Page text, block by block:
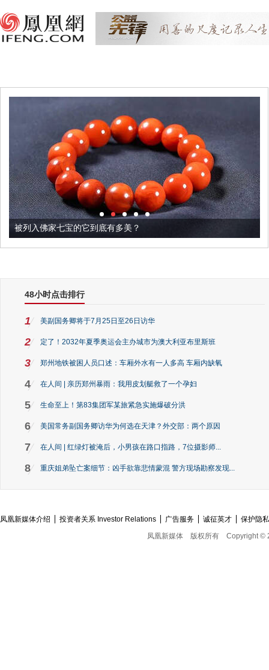
被列入佛家七宝的它到底有多美？
48小时点击排行
1 美副国务卿将于7月25日至26日访华
2 定了！2032年夏季奥运会主办城市为澳大利亚布里斯班
3 郑州地铁被困人员口述：车厢外水有一人多高 车厢内缺氧
4 在人间 | 亲历郑州暴雨：我用皮划艇救了一个孕妇
5 生命至上！第83集团军某旅紧急实施爆破分洪
6 美国常务副国务卿访华为何选在天津？外交部：两个原因
7 在人间 | 红绿灯被淹后，小男孩在路口指路，7位摄影师...
8 重庆姐弟坠亡案细节：凶手欲靠悲情蒙混 警方现场勘察发现...
凤凰新媒体介绍 投资者关系 Investor Relations 广告服务 诚征英才
保护隐
凤凰新媒体
版权所有 Copyright ©